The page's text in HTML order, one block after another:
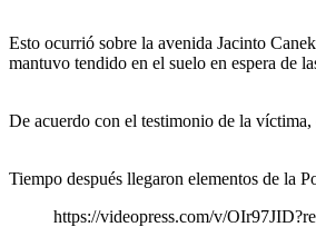
Esto ocurrió sobre la avenida Jacinto
mantuvo tendido en el suelo en espera de
De acuerdo con el testimonio de la
Tiempo después llegaron elementos de la
https://videopress.com/v/